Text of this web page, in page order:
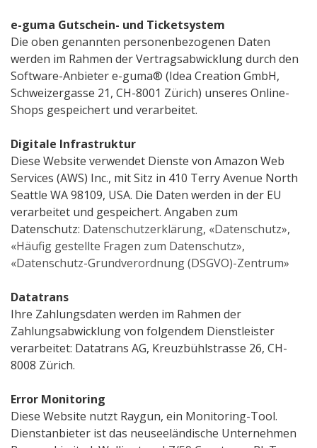
e-guma Gutschein- und Ticketsystem
Die oben genannten personenbezogenen Daten
werden im Rahmen der Vertragsabwicklung durch den
Software-Anbieter e-guma® (Idea Creation GmbH,
Schweizergasse 21, CH-8001 Zürich) unseres Online-
Shops gespeichert und verarbeitet.
Digitale Infrastruktur
Diese Website verwendet Dienste von Amazon Web
Services (AWS) Inc., mit Sitz in 410 Terry Avenue North
Seattle WA 98109, USA. Die Daten werden in der EU
verarbeitet und gespeichert. Angaben zum
Datenschutz: Datenschutzerklärung, «Datenschutz»,
«Häufig gestellte Fragen zum Datenschutz»,
«Datenschutz-Grundverordnung (DSGVO)-Zentrum»
Datatrans
Ihre Zahlungsdaten werden im Rahmen der
Zahlungsabwicklung von folgendem Dienstleister
verarbeitet: Datatrans AG, Kreuzbühlstrasse 26, CH-
8008 Zürich.
Error Monitoring
Diese Website nutzt Raygun, ein Monitoring-Tool.
Dienstanbieter ist das neuseeländische Unternehmen